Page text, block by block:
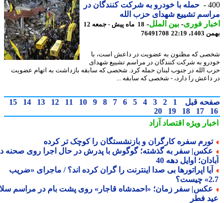
حمله با خودرو به شرکت کنندگان در
تشییع شهدای حزب الله
فوری- بین الملل-
18 ماه پیش - جمعه 12
22:19
76491708
که مظنون به عضویت در داعش است، با
به شرکت کنندگان در مراسم تشییع شهدای
الله در جنوب لبنان حمله کرد. شخصی که سابقه بازداشت به اتهام عضویت
را دارد، - شخصی که سابقه ...
قبل 1
2
3
4
5
6
7
8
9
10
11
12
13
14
15
17
18
19
20
ویژهاقتصاد آزاد
سفره کارگران و بازنشستگان را کوچک تر کرده
سفر به گذشته؛ گوگوش با پدرش در حال اجرا روی صحنه در
اوایل دهه 40
اپراتورها بی صدا اینترنت را گران کرده اند؟ / ماجرای «ضریب
سفر زمان؛ «احمدشاه قاجار» روی پشت بام در مراسم سلام
فطر